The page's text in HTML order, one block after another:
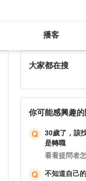
播客
大家都在搜
你可能感興趣的
30歲了，該
是轉職
看看提問者
不知道自己